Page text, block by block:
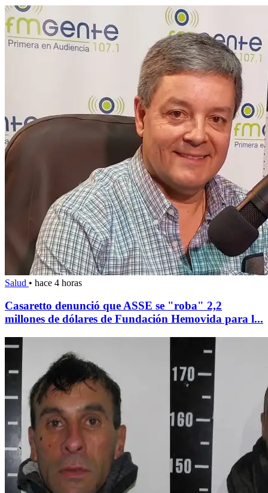
Salud • hace 4 horas
Casaretto denunció que ASSE se "roba" 2,2
millones de dólares de Fundación Hemovida para l...